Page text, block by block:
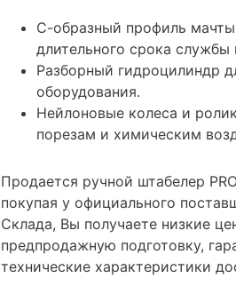
С-образный профиль мачты
длительного срока службы
Разборный гидроцилиндр
оборудования.
Нейлоновые колеса и
порезам и химическим
Продается ручной штабелер
покупая у официального
Склада, Вы получаете низкие
предпродажную подготовку,
технические характеристики